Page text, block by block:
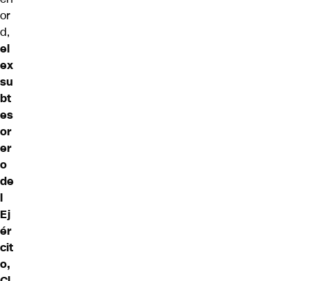
or
d,
el
ex
su
bt
es
or
er
o
de
l
Ej
ér
cit
o,